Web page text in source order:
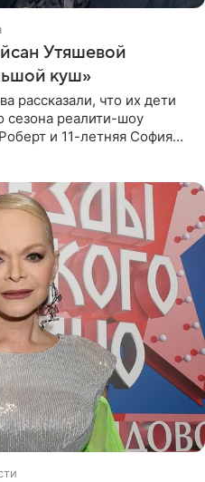
Утяшевой
куш»
рассказали, что их дети
сезона реалити-шоу
и 11-летняя София